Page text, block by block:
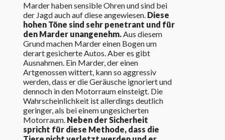
Marder haben sensible Ohren und sind bei
der Jagd auch auf diese angewiesen. Diese
hohen Töne sind sehr penetrant und für
den Marder unangenehm.Aus diesem
Grund machen Marder einen Bogen um
derart gesicherte Autos. Aber es gibt
Ausnahmen. Ein Marder, der einen
Artgenossen wittert, kann so aggressiv
werden, dass er die Geräusche ignoriert und
dennoch in den Motorraum einsteigt. Die
Wahrscheinlichkeit ist allerdings deutlich
geringer, als bei einem ungesicherten
Motorraum. Neben der Sicherheit
spricht für diese Methode, dass die